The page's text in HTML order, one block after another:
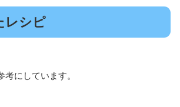
レシピ
考にしています。